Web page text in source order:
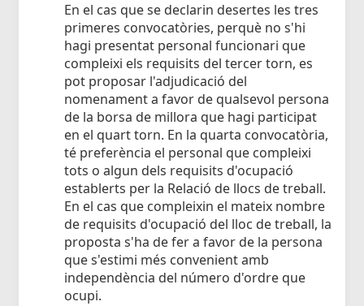
En el cas que se declarin desertes les tres
primeres convocatòries, perquè no s'hi
hagi presentat personal funcionari que
compleixi els requisits del tercer torn, es
pot proposar l'adjudicació del
nomenament a favor de qualsevol persona
de la borsa de millora que hagi participat
en el quart torn. En la quarta convocatòria,
té preferència el personal que compleixi
tots o algun dels requisits d'ocupació
establerts per la Relació de llocs de treball.
En el cas que compleixin el mateix nombre
de requisits d'ocupació del lloc de treball, la
proposta s'ha de fer a favor de la persona
que s'estimi més convenient amb
independència del número d'ordre que
ocupi.